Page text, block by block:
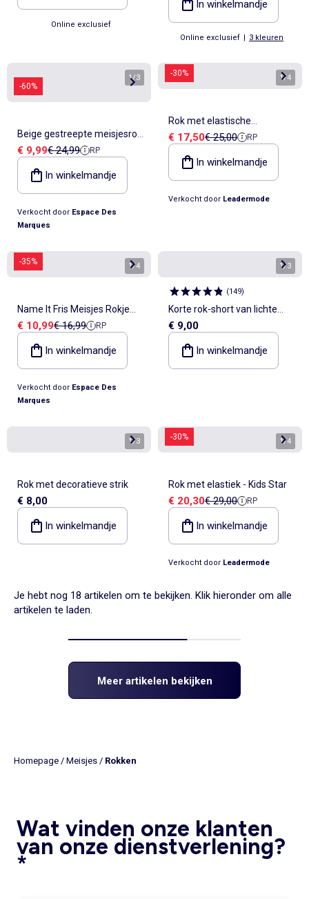
Online exclusief
In winkelmandje
Online exclusief | 3 kleuren
-60%
1/3
Beige gestreepte meisjesrok
EOM Relome
Verkoopprijs
€ 9,99Referentieprijs
€ 24,99 RP
In winkelmandje
Verkocht door Espace Des
Marques
-30% 1/4
Rok met elastische
tailleband - Kids Star
Verkoopprijs
€ 17,50Referentieprijs
€ 25,00 RP
In winkelmandje
Verkocht door Leadermode
-35% 1/4
Name It Fris Meisjes Rokje
Wit/Roze
Verkoopprijs
€ 10,99Referentieprijs
€ 16,99 RP
In winkelmandje
Verkocht door Espace Des
Marques
1/3
(149)
Korte rok-short van lichte
effen tricot
€ 9,00
In winkelmandje
1/3
Rok met decoratieve strik
€ 8,00
In winkelmandje
-30% 1/4
Rok met elastiek - Kids Star
Verkoopprijs
€ 20,30Referentieprijs
€ 29,00 RP
In winkelmandje
Verkocht door Leadermode
Je hebt nog 18 artikelen om te bekijken. Klik hieronder om alle
artikelen te laden.
Meer artikelen bekijken
Homepage / Meisjes / Rokken
Wat vinden onze klanten
van onze dienstverlening?
*